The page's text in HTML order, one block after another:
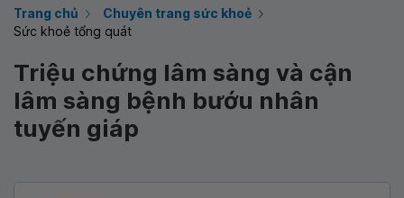
Trang chủ
Chuyên trang sức khoẻ
Sức khoẻ tổng quát
Triệu chứng lâm sàng và cận
lâm sàng bệnh bướu nhân
tuyến giáp